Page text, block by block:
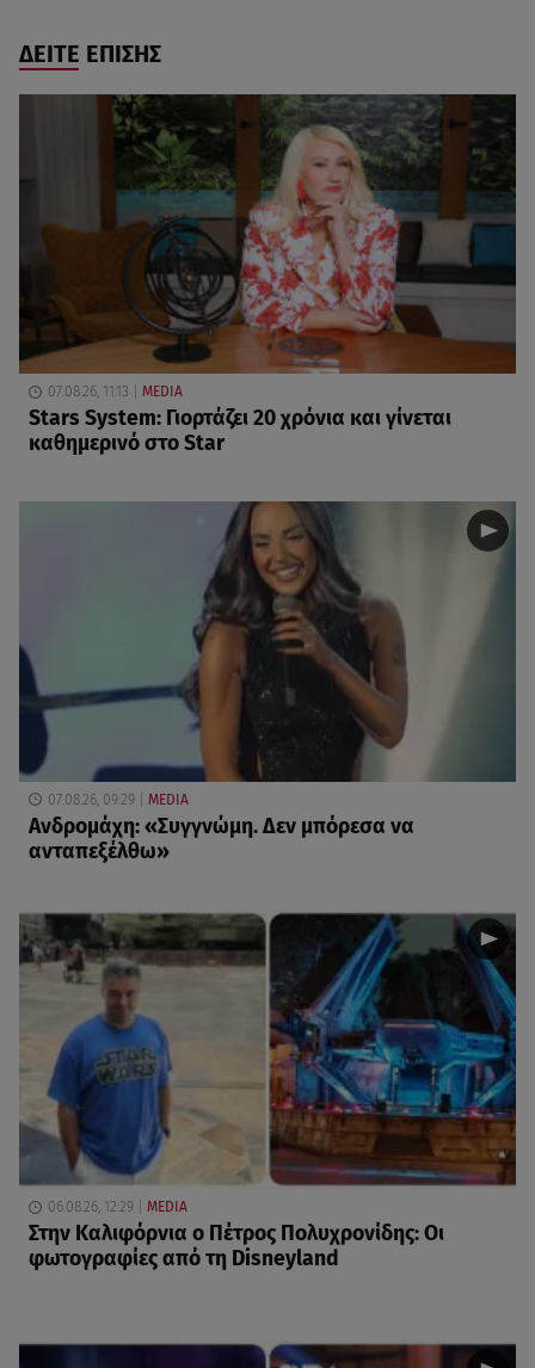
ΔΕΙΤΕ ΕΠΙΣΗΣ
07.08.26, 11:13 MEDIA
Stars System: Γιορτάζει 20 χρόνια και γίνεται
καθημερινό στο Star
07.08.26, 09:29 MEDIA
Ανδρομάχη: «Συγγνώμη. Δεν μπόρεσα να
ανταπεξέλθω»
06.08.26, 12:29 MEDIA
Στην Καλιφόρνια ο Πέτρος Πολυχρονίδης: Οι
φωτογραφίες από τη Disneyland